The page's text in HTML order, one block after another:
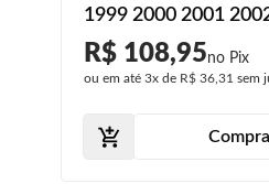
1999 2000 2001
2004 2005 2006
Traseiro
R$ 108,95
ou em até 3xde R$ 36,31 sem